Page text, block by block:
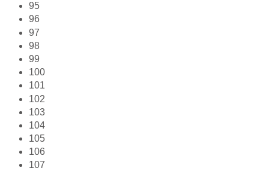
95
96
97
98
99
100
101
102
103
104
105
106
107